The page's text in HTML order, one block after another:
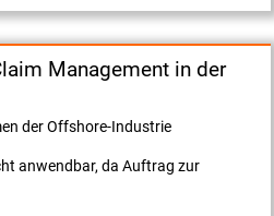
Management in der
der Offshore-Industrie
anwendbar, da Auftrag zur